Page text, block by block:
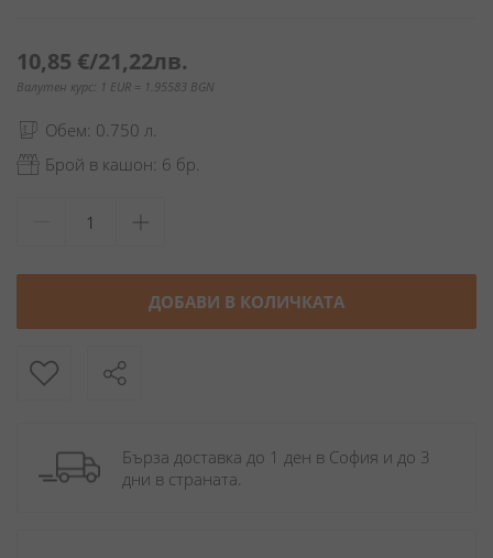
10,85 €/21,22лв.
Валутен курс: 1 EUR = 1.95583 BGN
Обем: 0.750 л.
Брой в кашон: 6 бр.
ДОБАВИ В КОЛИЧКАТА
Бърза доставка до 1 ден в София и до 3
дни в страната.